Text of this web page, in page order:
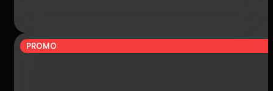
PROMO